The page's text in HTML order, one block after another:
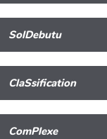
SolDebutu
ClaSsification
ComPlexe